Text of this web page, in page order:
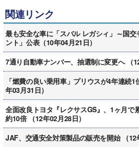
関連リンク
最も安全な車に「スバル レガシィ」～国
ント」公表（10年04月21日）
7通り自動車ナンバー、抽選制に変更へ （
「燃費の良い乗用車」プリウスが4年連続
年03月31日）
全面改良トヨタ『レクサスGS』、1ヶ月で
約10倍 （12年02月28日）
JAF、交通安全対策製品の販売を開始 （12